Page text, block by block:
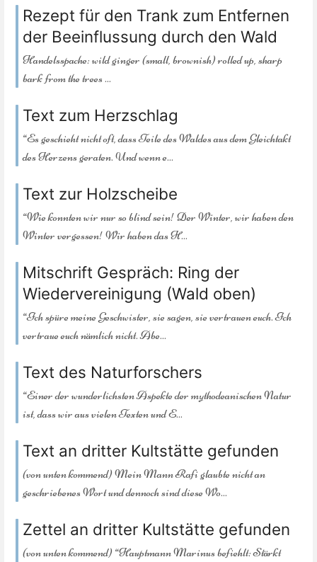
Rezept für den Trank zum Entfernen
der Beeinflussung durch den Wald
Handelsspache: wild ginger (small, brownish) rolled up, sharp
bark from the trees ...
Text zum Herzschlag
“Es geschieht nicht oft, dass Teile des Waldes aus dem Gleichtakt
des Herzens geraten. Und wenn e...
Text zur Holzscheibe
“Wie konnten wir nur so blind sein! Der Winter, wir haben den
Winter vergessen! Wir haben das H...
Mitschrift Gespräch: Ring der
Wiedervereinigung (Wald oben)
“Ich spüre meine Geschwister, sie sagen, sie vertrauen euch. Ich
vertraue euch nämlich nicht. Abe...
Text des Naturforschers
“Einer der wunderlichsten Aspekte der mythodeanischen Natur
ist, dass wir aus vielen Texten und E...
Text an dritter Kultstätte gefunden
(von unten kommend) Mein Mann Rafi glaubte nicht an
geschriebenes Wort und dennoch sind diese Wo...
Zettel an dritter Kultstätte gefunden
(von unten kommend) “Hauptmann Marinus befiehlt: Stärkt